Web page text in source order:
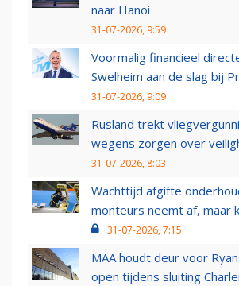
naar Hanoi
31-07-2026, 9:59
Voormalig financieel
Swelheim aan de slag bij
31-07-2026, 9:09
Rusland trekt
wegens zorgen over
31-07-2026, 8:03
Wachttijd afgifte
monteurs neemt af, maar
31-07-2026, 7:15
MAA houdt deur voor
open tijdens sluiting